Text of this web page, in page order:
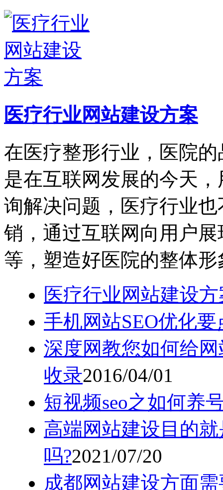
医疗行业网站建设方案
在医疗整形行业，医院
是在互联网发展的今天
询解决问题，医疗行业
销，通过互联网向用户
等，塑造好医院的整体形
医疗行业网站建设
手机网站SEO优化要
深度网教您如何给
收录2016/04/01
短视频seo之如何养
高端网站建设目的
吗?2021/07/20
成都网站建设方面